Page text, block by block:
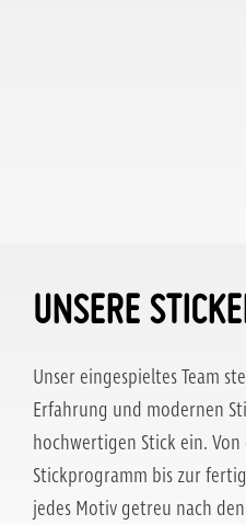
UNSERE
Unser eingespieltes Team
Erfahrung und modernen
hochwertigen Stick ein.
Stickprogramm bis zur
jedes Motiv getreu nach